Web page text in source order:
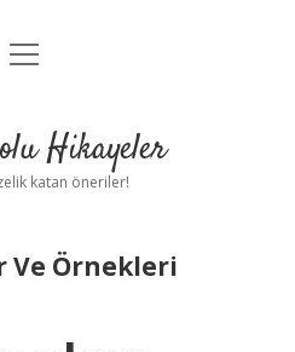
Uyarı
menüyü
Hikayeler
katan öneriler!
Ve Örnekleri